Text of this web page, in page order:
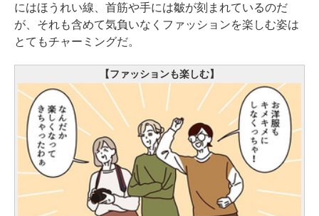
にはほうれい線、首筋や手には皺が刻まれているのだ
が、それも含めて気負いなくファッションを楽しむ姿は
とてもチャーミングだ。
【ファッションも楽しむ】